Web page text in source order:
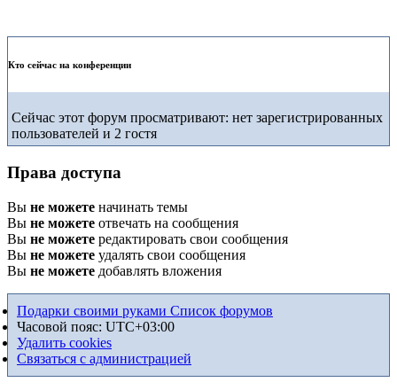
Кто сейчас на конференции
Сейчас этот форум просматривают: нет зарегистрированных
пользователей и 2 гостя
Права доступа
Вы не можете начинать темы
Вы не можете отвечать на сообщения
Вы не можете редактировать свои сообщения
Вы не можете удалять свои сообщения
Вы не можете добавлять вложения
Подарки своими руками Список форумов
Часовой пояс: UTC+03:00
Удалить cookies
Связаться с администрацией